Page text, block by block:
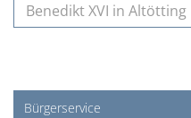
Benedikt XVI in Altötting
Bürgerservice